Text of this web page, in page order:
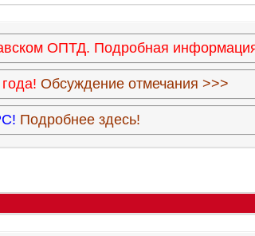
ОПТД. Подробная
Обсуждение отмечания >>>
Подробнее здесь!